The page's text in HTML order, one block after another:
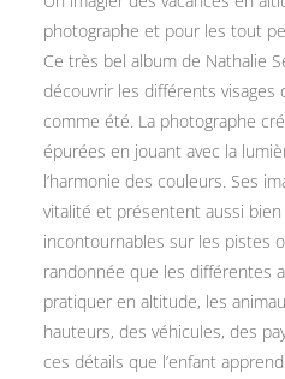
photographe et pour les tout
Ce très bel album de Nathalie
découvrir les différents visages
comme été. La photographe
épurées en jouant avec la
l’harmonie des couleurs. Ses
vitalité et présentent aussi
incontournables sur les pistes
randonnée que les différentes
pratiquer en altitude, les
hauteurs, des véhicules, des
ces détails que l’enfant